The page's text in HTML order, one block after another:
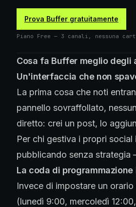
Prova Buffer gratuitamente
Piano Free — 3 canali, nessuna
Cosa fa Buffer meglio degli
Un'interfaccia che non
La prima cosa che noti
pannello sovraffollato,
diretto: crei un post, lo
Per chi gestiva i propri
pubblicando senza strategia
La coda di
Invece di impostare un
(lunedì 9:00, mercoledì